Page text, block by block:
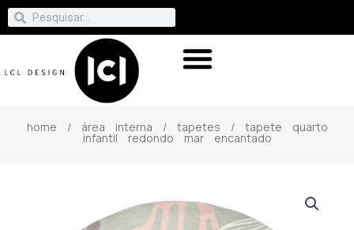
home / área interna / tapetes / tapete quarto
infantil redondo mar encantado